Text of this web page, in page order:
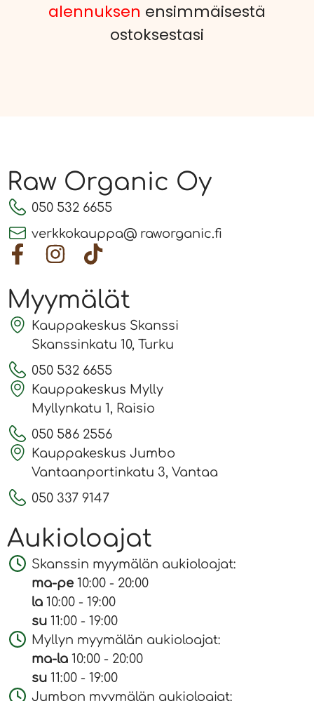
alennuksen ensimmäisestä
ostoksestasi
Raw Organic Oy
050 532 6655
verkkokauppa@ raworganic.fi
Myymälät
Kauppakeskus Skanssi
Skanssinkatu 10, Turku
050 532 6655
Kauppakeskus Mylly
Myllynkatu 1, Raisio
050 586 2556
Kauppakeskus Jumbo
Vantaanportinkatu 3, Vantaa
050 337 9147
Aukioloajat
Skanssin myymälän aukioloajat:
ma-pe 10:00 - 20:00
la 10:00 - 19:00
su 11:00 - 19:00
Myllyn myymälän aukioloajat:
ma-la 10:00 - 20:00
su 11:00 - 19:00
Jumbon myymälän aukioloajat: